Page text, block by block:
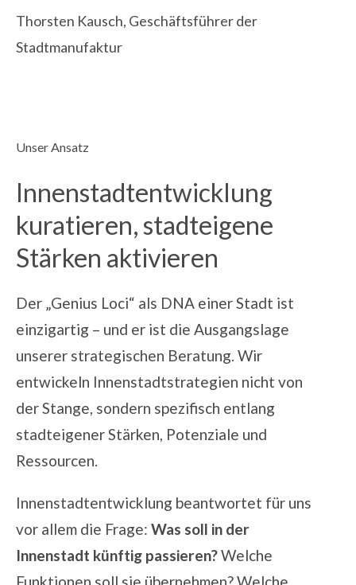
Thorsten Kausch, Geschäftsführer der
Stadtmanufaktur
Unser Ansatz
Innenstadtentwicklung
kuratieren, stadteigene
Stärken aktivieren
Der „Genius Loci“ als DNA einer Stadt ist
einzigartig – und er ist die Ausgangslage
unserer strategischen Beratung. Wir
entwickeln Innenstadtstrategien nicht von
der Stange, sondern spezifisch entlang
stadteigener Stärken, Potenziale und
Ressourcen.
Innenstadtentwicklung beantwortet für uns
vor allem die Frage: Was soll in der
Innenstadt künftig passieren?Welche